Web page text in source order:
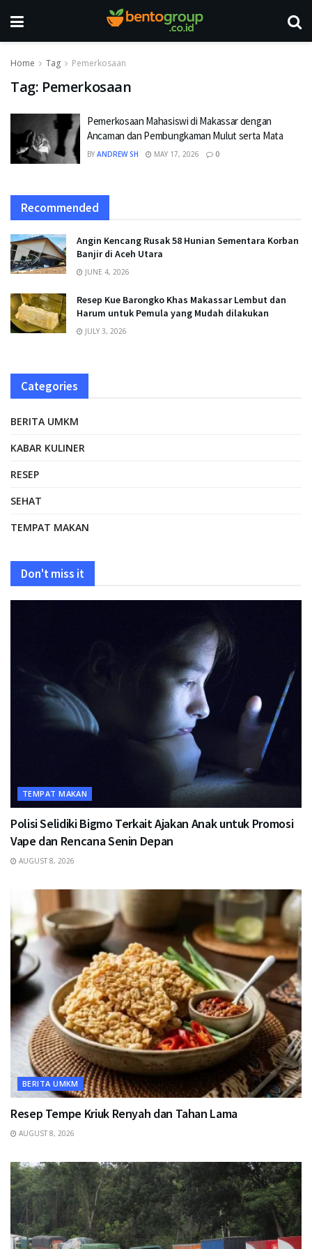
Home Tag Pemerkosaan
Tag: Pemerkosaan
Pemerkosaan Mahasiswi di Makassar dengan
Ancaman dan Pembungkaman Mulut serta Mata
BY ANDREW SH MAY 17, 2026 0
Recommended
Angin Kencang Rusak 58 Hunian Sementara Korban
Banjir di Aceh Utara
JUNE 4, 2026
Resep Kue Barongko Khas Makassar Lembut dan
Harum untuk Pemula yang Mudah dilakukan
JULY 3, 2026
Categories
BERITA UMKM
KABAR KULINER
RESEP
SEHAT
TEMPAT MAKAN
Don't miss it
TEMPAT MAKAN
Polisi Selidiki Bigmo Terkait Ajakan Anak untuk Promosi
Vape dan Rencana Senin Depan
AUGUST 8, 2026
BERITA UMKM
Resep Tempe Kriuk Renyah dan Tahan Lama
AUGUST 8, 2026